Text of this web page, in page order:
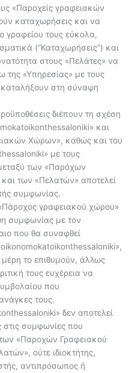
«Παροχείς γραφειακών
καταχωρήσεις και να
γραφείου τους εύκολα,
(“Καταχωρήσεις”) και
στους «Πελάτες» να
της «Υπηρεσίας» με τους
στη σύναψη
διέπουν τη σχέση
και
Χώρων», καθώς και του
με τους
των «Παρόχων
των «Πελατών» αποτελεί
συμφωνίας.
γραφειακού χώρου»
συμφωνίας με τον
που θα συναφθεί
το επιθυμούν, άλλως
τους ευχέρεια να
που
τους.
δεν αποτελεί
συμφωνίες που
«Παροχών Γραφειακού
ούτε ιδιοκτήτης,
αντιπρόσωπος ή